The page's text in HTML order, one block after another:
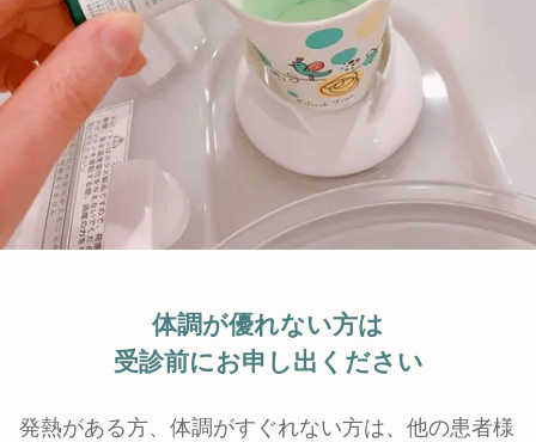
体調が優れない方は
受診前にお申し出ください
発熱がある方、体調がすぐれない方は、他の患者様